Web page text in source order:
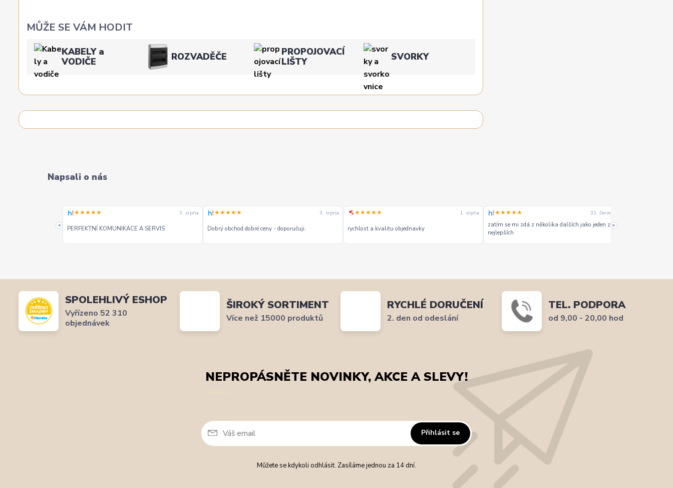
MŮŽE SE VÁM HODIT
KABELY a
VODIČE
ROZVADĚČE
PROPOJOVACÍ
LIŠTY
SVORKY
Napsali o nás
«
★★★★★ 3. srpna
PERFEKTNÍ KOMUNIKACE A SERVIS
★★★★★ 3. srpna
Dobrý obchod dobré ceny - doporučuji.
★★★★★ 1. srpna
rychlost a kvalitu objednavky
★★★★★ 31. července
zatím se mi zdá z několika dalších jako jeden z
nejlepších
»
SPOLEHLIVÝ ESHOP
Vyřízeno 52 310
objednávek
ŠIROKÝ SORTIMENT
Více než 15000 produktů
RYCHLÉ DORUČENÍ
2. den od odeslání
TEL. PODPORA
od 9,00 - 20,00 hod
NEPROPÁSNĚTE NOVINKY, AKCE A SLEVY!
Přihlásit se
Můžete se kdykoli odhlásit. Zasíláme jednou za 14 dní.